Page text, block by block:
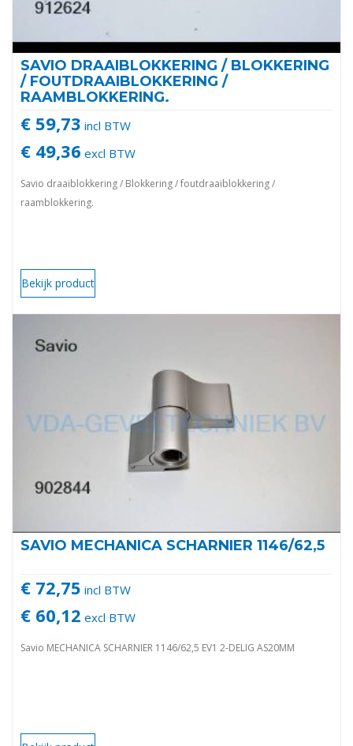
SAVIO DRAAIBLOKKERING / BLOKKERING
/ FOUTDRAAIBLOKKERING /
RAAMBLOKKERING.
€ 59,73 incl BTW
€ 49,36 excl BTW
Savio draaiblokkering / Blokkering / foutdraaiblokkering /
raamblokkering.
Bekijk product
SAVIO MECHANICA SCHARNIER 1146/62,5
€ 72,75 incl BTW
€ 60,12 excl BTW
Savio MECHANICA SCHARNIER 1146/62,5 EV1 2-DELIG AS20MM